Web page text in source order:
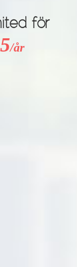
för
/år